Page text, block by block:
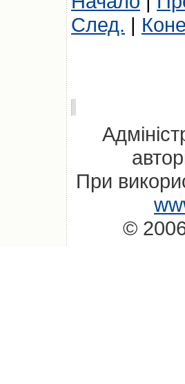
След. |
При
©